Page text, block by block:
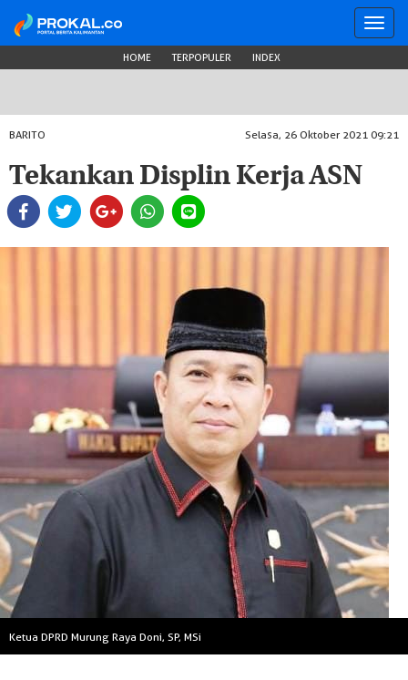
HOME TERPOPULER INDEX
BARITO Selasa, 26 Oktober 2021 09:21
Tekankan Displin Kerja ASN
Ketua DPRD Murung Raya Doni, SP, MSi